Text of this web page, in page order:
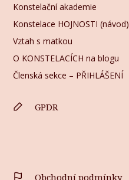
Konstelační akademie
Konstelace HOJNOSTI (návod)
Vztah s matkou
O KONSTELACÍCH na blogu
Členská sekce – PŘIHLÁŠENÍ
GPDR
Obchodní podmínky